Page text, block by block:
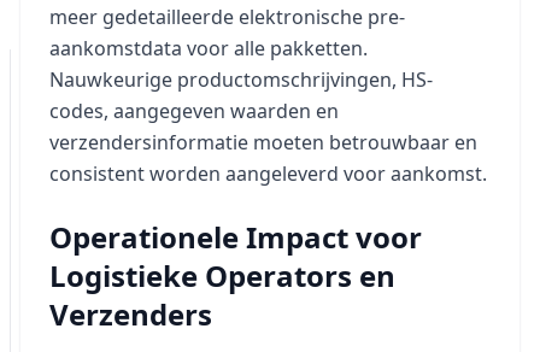
meer gedetailleerde elektronische pre-
aankomstdata voor alle pakketten.
Nauwkeurige productomschrijvingen, HS-
codes, aangegeven waarden en
verzendersinformatie moeten betrouwbaar en
consistent worden aangeleverd voor aankomst.
Operationele Impact voor
Logistieke Operators en
Verzenders